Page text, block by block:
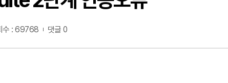
수 : 69768 댓글 0